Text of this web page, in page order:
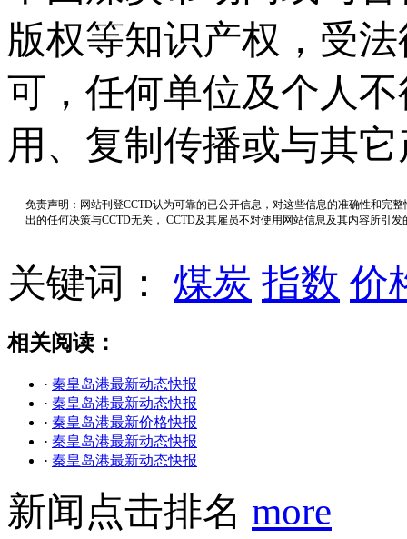
版权等知识产权，受
可，任何单位及个人
用、复制传播或与其
免责声明：网站刊登CCTD认为可靠的已公开信息，对这些信息的准确性和完
出的任何决策与CCTD无关， CCTD及其雇员不对使用网站信息及其内容所引
关键词： 煤炭 指数 价
相关阅读：
· 秦皇岛港最新动态快报
· 秦皇岛港最新动态快报
· 秦皇岛港最新价格快报
· 秦皇岛港最新动态快报
· 秦皇岛港最新动态快报
新闻点击排名 more